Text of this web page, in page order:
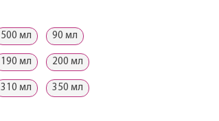
500 мл 90 мл
190 мл 200 мл
310 мл 350 мл